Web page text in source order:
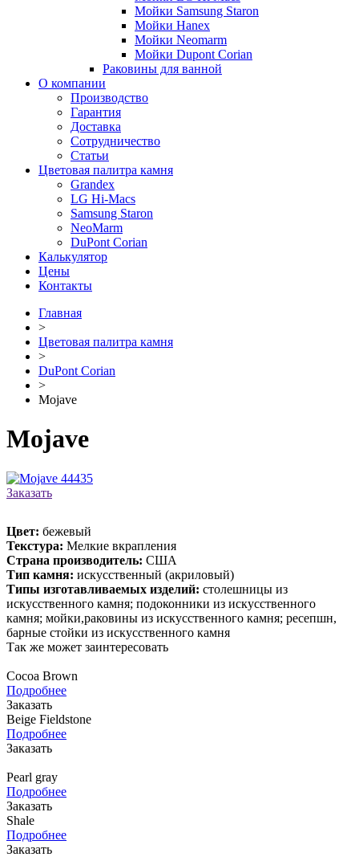
Мойки Samsung Staron
Мойки Hanex
Мойки Neomarm
Мойки Dupont Corian
Раковины для ванной
О компании
Производство
Гарантия
Доставка
Сотрудничество
Статьи
Цветовая палитра камня
Grandex
LG Hi-Macs
Samsung Staron
NeoMarm
DuPont Corian
Калькулятор
Цены
Контакты
Главная
>
Цветовая палитра камня
>
DuPont Corian
>
Mojave
Mojave
Заказать
Цвет: бежевый
Текстура: Мелкие вкрапления
Страна производитель: США
Тип камня: искусственный (акриловый)
Типы изготавливаемых изделий: столешницы из
искусственного камня; подоконники из искусственного
камня; мойки,раковины из искусственного камня; ресепшн,
барные стойки из искусственного камня
Так же может заинтересовать
Cocoa Brown
Подробнее
Заказать
Beige Fieldstone
Подробнее
Заказать
Pearl gray
Подробнее
Заказать
Shale
Подробнее
Заказать